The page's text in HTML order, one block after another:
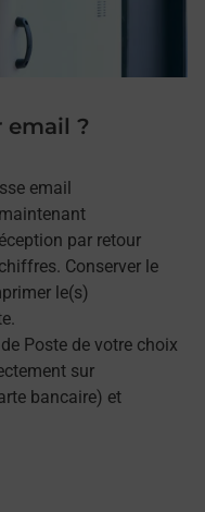
?
email
par retour
Conserver le
le(s)
Poste de votre choix
sur
bancaire) et